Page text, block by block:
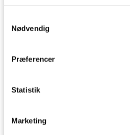
Indsamle præcise
der kan være nøjagtig inden
Identificere din enhed
Nødvendig
Præferencer
Statistik
Marketing
CITRONMUFFINS MED